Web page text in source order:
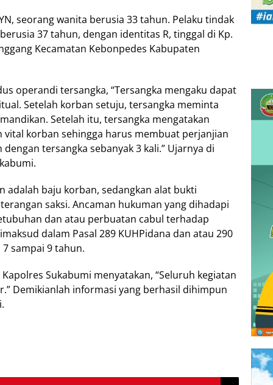
seorang wanita berusia 33 tahun. Pelaku tindak
37 tahun, dengan identitas R, tinggal di Kp.
Kecamatan Kebonpedes Kabupaten
operandi tersangka, “Tersangka mengaku dapat
Setelah korban setuju, tersangka meminta
Setelah itu, tersangka mengatakan
korban sehingga harus membuat perjanjian
tersangka sebanyak 3 kali.” Ujarnya di
adalah baju korban, sedangkan alat bukti
saksi. Ancaman hukuman yang dihadapi
dan atau perbuatan cabul terhadap
dalam Pasal 289 KUHPidana dan atau 290
sampai 9 tahun.
Sukabumi menyatakan, “Seluruh kegiatan
Demikianlah informasi yang berhasil dihimpun